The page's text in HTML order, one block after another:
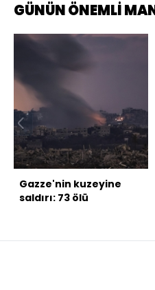
GÜNÜN ÖNEMLİ
Gazze'nin kuzeyine
saldırı: 73 ölü